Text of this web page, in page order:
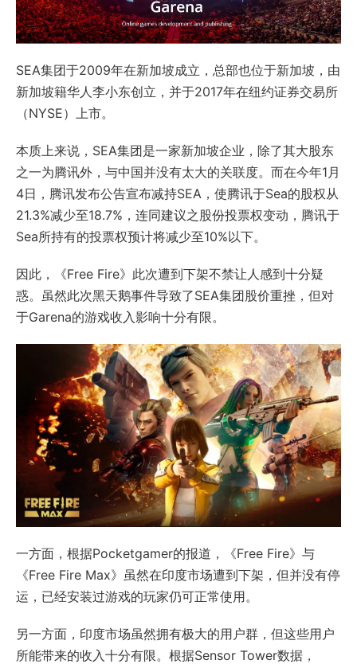
SEA集团于2009年在新加坡成立，总部也位于新加坡，由
新加坡籍华人李小东创立，并于2017年在纽约证券交易所
（NYSE）上市。
本质上来说，SEA集团是一家新加坡企业，除了其大股东
之一为腾讯外，与中国并没有太大的关联度。而在今年1月
4日，腾讯发布公告宣布减持SEA，使腾讯于Sea的股权从
21.3%减少至18.7%，连同建议之股份投票权变动，腾讯于
Sea所持有的投票权预计将减少至10%以下。
因此，《Free Fire》此次遭到下架不禁让人感到十分疑
惑。虽然此次黑天鹅事件导致了SEA集团股价重挫，但对
于Garena的游戏收入影响十分有限。
一方面，根据Pocketgamer的报道，《Free Fire》与
《Free Fire Max》虽然在印度市场遭到下架，但并没有停
运，已经安装过游戏的玩家仍可正常使用。
另一方面，印度市场虽然拥有极大的用户群，但这些用户
所能带来的收入十分有限。根据Sensor Tower数据，